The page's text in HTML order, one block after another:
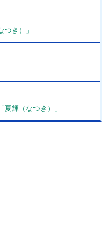
き）」
輝（なつき）」